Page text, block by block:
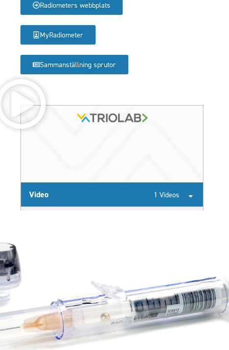
Radiometers webbplats
MyRadiometer
Sammanställning sprutor
Video 1 Videos